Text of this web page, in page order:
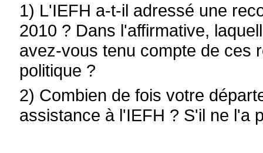
1) L'IEFH a-t-il adressé une
2010 ? Dans l'affirmative,
avez-vous tenu compte de ces
politique ?
2) Combien de fois votre
assistance à l'IEFH ? S'il ne l'a